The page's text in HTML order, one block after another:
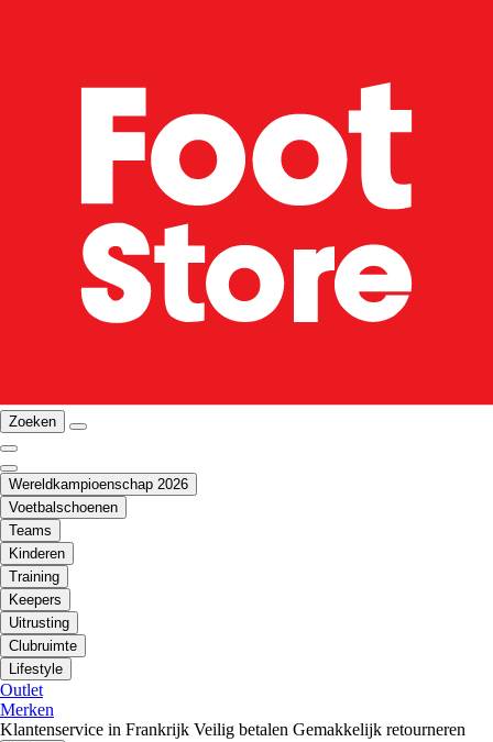
Zoeken
Wereldkampioenschap 2026
Voetbalschoenen
Teams
Kinderen
Training
Keepers
Uitrusting
Clubruimte
Lifestyle
Outlet
Merken
Klantenservice in Frankrijk Veilig betalen Gemakkelijk retourneren